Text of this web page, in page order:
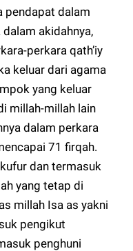
pendapat dalam
akidahnya,
perkara qath’iy
keluar dari agama
yang keluar
millah-millah lain
dalam perkara
71 firqah.
dan termasuk
yang tetap di
millah Isa as yakni
pengikut
penghuni